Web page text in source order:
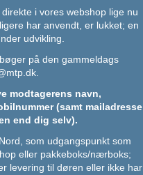
i vores webshop lige nu
har anvendt, er lukket; en
udvikling.
på den gammeldags
.
modtagerens navn,
(samt mailadresse
end dig selv).
som udgangspunkt som
eller pakkeboks/nærboks;
levering til døren eller ikke har